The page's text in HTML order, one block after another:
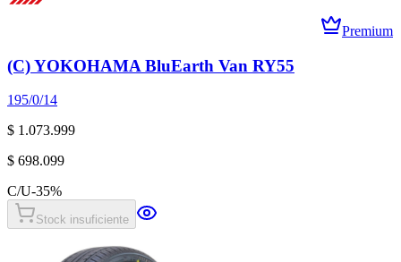
Premium
(C) YOKOHAMA BluEarth Van RY55
195/0/14
$ 1.073.999
$ 698.099
C/U-35%
Stock insuficiente